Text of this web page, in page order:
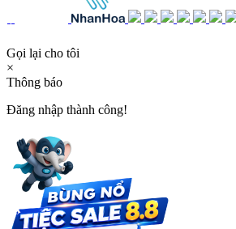
Gọi lại cho tôi
×
Thông báo
Đăng nhập thành công!